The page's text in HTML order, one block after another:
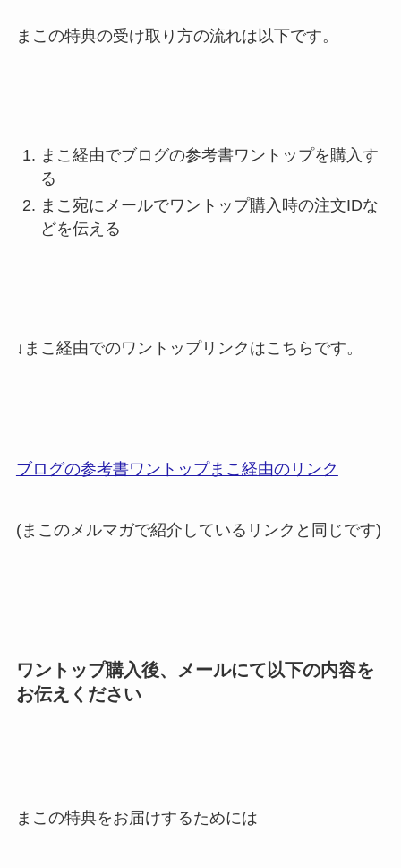
まこの特典の受け取り方の流れは以下です。
まこ経由でブログの参考書ワントップを購入す
る
まこ宛にメールでワントップ購入時の注文IDな
どを伝える
↓まこ経由でのワントップリンクはこちらです。
ブログの参考書ワントップまこ経由のリンク
(まこのメルマガで紹介しているリンクと同じです)
ワントップ購入後、メールにて以下の内容を
お伝えください
まこの特典をお届けするためには